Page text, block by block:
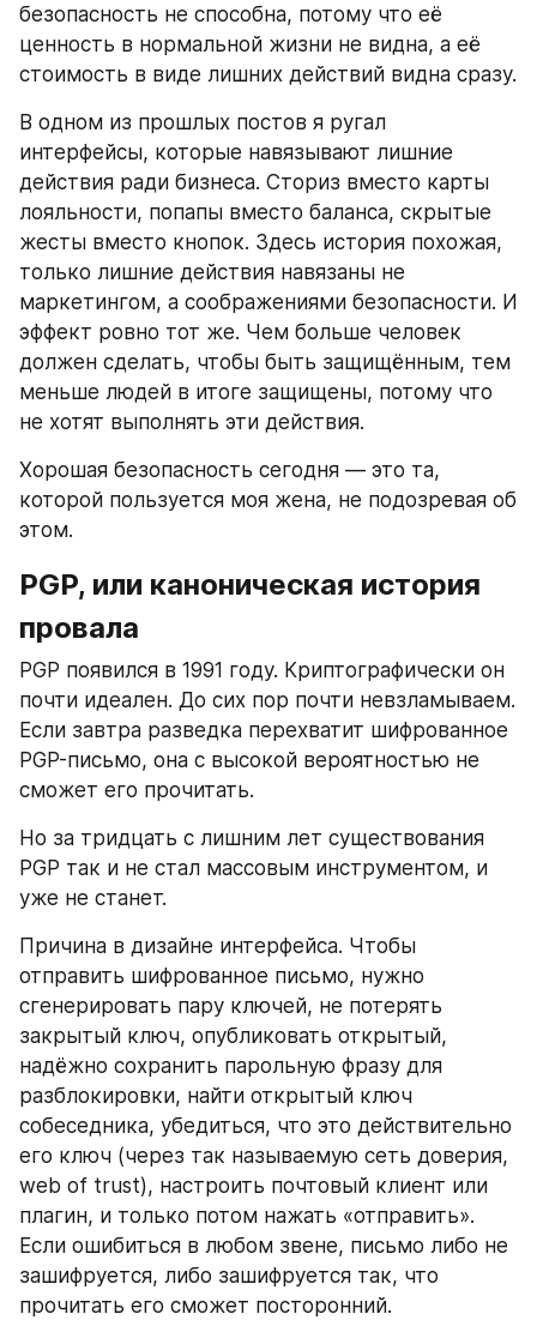
безопасность не способна, потому что её
ценность в нормальной жизни не видна, а её
стоимость в виде лишних действий видна сразу.
В одном из прошлых постов я ругал
интерфейсы, которые навязывают лишние
действия ради бизнеса. Сториз вместо карты
лояльности, попапы вместо баланса, скрытые
жесты вместо кнопок. Здесь история похожая,
только лишние действия навязаны не
маркетингом, а соображениями безопасности. И
эффект ровно тот же. Чем больше человек
должен сделать, чтобы быть защищённым, тем
меньше людей в итоге защищены, потому что
не хотят выполнять эти действия.
Хорошая безопасность сегодня — это та,
которой пользуется моя жена, не подозревая об
этом.
PGP, или каноническая история
провала
PGP появился в 1991 году. Криптографически он
почти идеален. До сих пор почти невзламываем.
Если завтра разведка перехватит шифрованное
PGP-письмо, она с высокой вероятностью не
сможет его прочитать.
Но за тридцать с лишним лет существования
PGP так и не стал массовым инструментом, и
уже не станет.
Причина в дизайне интерфейса. Чтобы
отправить шифрованное письмо, нужно
сгенерировать пару ключей, не потерять
закрытый ключ, опубликовать открытый,
надёжно сохранить парольную фразу для
разблокировки, найти открытый ключ
собеседника, убедиться, что это действительно
его ключ (через так называемую сеть доверия,
web of trust), настроить почтовый клиент или
плагин, и только потом нажать «отправить».
Если ошибиться в любом звене, письмо либо не
зашифруется, либо зашифруется так, что
прочитать его сможет посторонний.